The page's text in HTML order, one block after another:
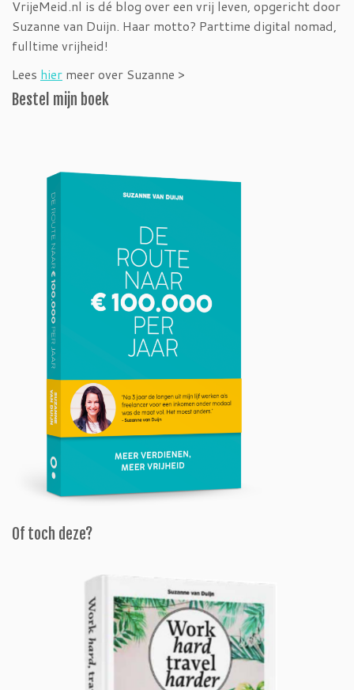
VrijeMeid.nl is dé blog over een vrij leven, opgericht door
Suzanne van Duijn. Haar motto? Parttime digital nomad,
fulltime vrijheid!
Lees hier meer over Suzanne >
Bestel mijn boek
Of toch deze?